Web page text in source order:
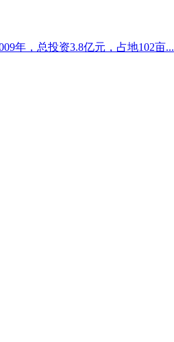
年，总投资3.8亿元，占地102亩...